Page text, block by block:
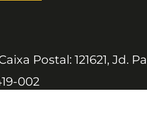
Postal: 121621, Jd.
002